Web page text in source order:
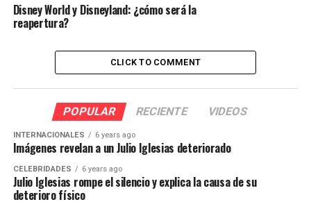
Disney World y Disneyland: ¿cómo será la
reapertura?
CLICK TO COMMENT
POPULAR RECIENTE VIDEOS
INTERNACIONALES 6 years ago
Imágenes revelan a un Julio Iglesias deteriorado
CELEBRIDADES 6 years ago
Julio Iglesias rompe el silencio y explica la causa de su
deterioro físico